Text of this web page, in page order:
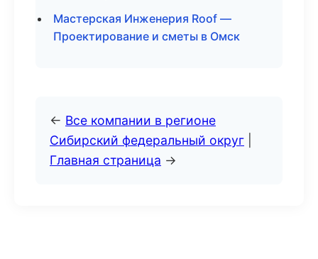
Мастерская Инженерия Roof —
Проектирование и сметы в Омск
← Все компании в регионе
Сибирский федеральный округ
Главная страница →